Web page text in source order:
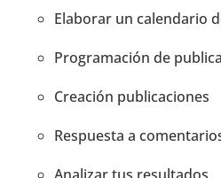
Elaborar un calendario
Programación de
Creación publicaciones
Respuesta a
Analizar tus resultados,